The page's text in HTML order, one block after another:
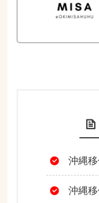
沖縄
沖縄